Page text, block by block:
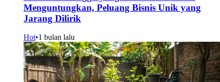
Menguntungkan, Peluang Bisnis Unik yang
Jarang Dilirik
Hot•1 bulan lalu